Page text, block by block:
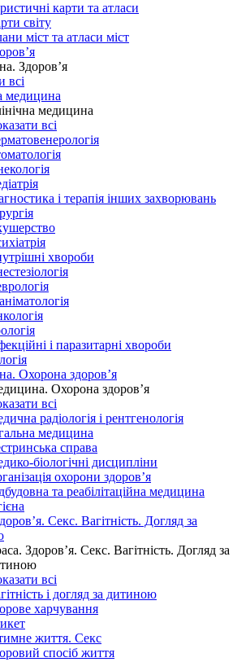
карти та атласи
світу
міст та атласи міст
Здоров’я
всі
медицина
медицина
всі
і терапія інших захворювань
хвороби
і паразитарні хвороби
Охорона здоров’я
Охорона здоров’я
всі
радіологія і рентгенологія
медицина
справа
біологічні дисципліни
охорони здоров’я
та реабілітаційна медицина
Секс. Вагітність. Догляд за
Здоров’я. Секс. Вагітність. Догляд за
всі
і догляд за дитиною
харчування
життя. Секс
спосіб життя